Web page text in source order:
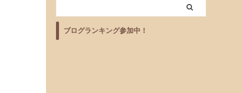
ブログランキング参加中！